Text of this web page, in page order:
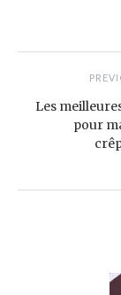
Les
pour